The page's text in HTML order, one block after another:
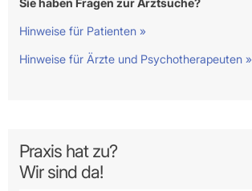
Sie haben Fragen zur Arztsuche?
Hinweise für Patienten »
Hinweise für Ärzte und Psychotherapeuten »
Praxis hat zu?
Wir sind da!